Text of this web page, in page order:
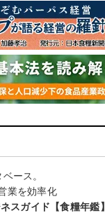
ース。
業を効率化
スガイド【食糧年鑑】